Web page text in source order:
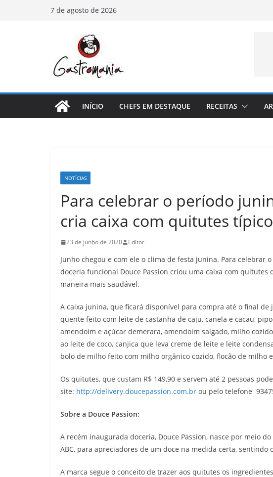
7 de agosto de 2026
INÍCIO CHEFS EM DESTAQUE RECEITAS
NOTÍCIAS
Para celebrar o período
cria caixa com quitutes
23 de junho de 2020 Editor
Junho chegou e com ele o clima de festa junina. Para celebrar
doceria funcional Douce Passion criou uma caixa com
maneira mais saudável.
A caixa junina, que ficará disponível para compra até o final de
quente feito com leite de castanha de caju, canela e cacau,
amendoim e açúcar demerara, amendoim salgado, milho
ao leite de coco, canjica que leva creme de leite e leite
bolo de milho feito com milho orgânico cozido, flocão de milho
Os quitutes, que custam R$ 149,90 e servem até 2 pessoas
site: http://delivery.doucepassion.com.br ou pelo telefone
Sobre a Douce Passion:
A recém inaugurada doceria, Douce Passion, nasce por meio
ABC, para apreciadores de um doce na medida certa,
A marca segue o conceito de trazer aos quitutes os